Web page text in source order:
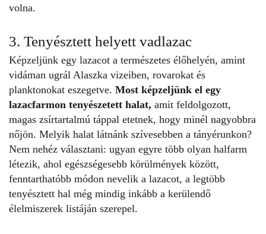
volna.
3. Tenyésztett helyett vadlazac
Képzeljünk egy lazacot a természetes élőhelyén, amint
vidáman ugrál Alaszka vizeiben, rovarokat és
planktonokat eszegetve. Most képzeljünk el egy
lazacfarmon tenyészetett halat, amit feldolgozott,
magas zsírtartalmú táppal etetnek, hogy minél nagyobbra
nőjön. Melyik halat látnánk szívesebben a tányérunkon?
Nem nehéz választani: ugyan egyre több olyan halfarm
létezik, ahol egészségesebb körülmények között,
fenntarthatóbb módon nevelik a lazacot, a legtöbb
tenyésztett hal még mindig inkább a kerülendő
élelmiszerek listáján szerepel.